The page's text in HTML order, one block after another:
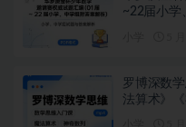
~22届小学
罗博深数
法算术》